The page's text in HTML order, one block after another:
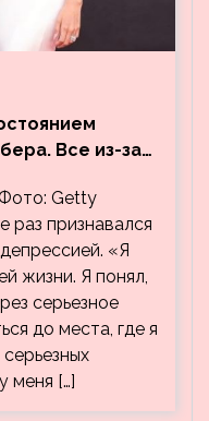
Все из-за
Getty
раз признавался
«Я
жизни. Я понял,
серьезное
до места, где я
меня […]